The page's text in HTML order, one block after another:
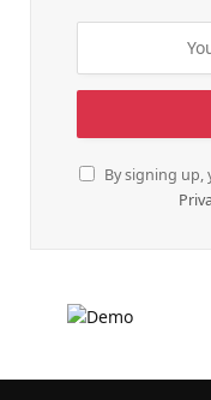
By signing